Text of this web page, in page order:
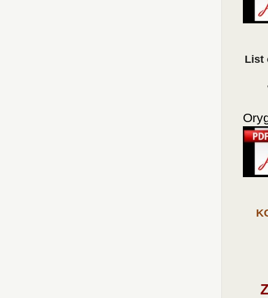
List